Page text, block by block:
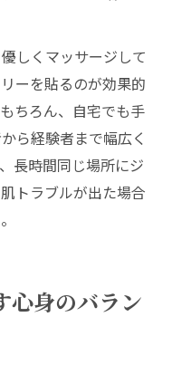
しくマッサージして
ーを貼るのが効果的
ちろん、自宅でも手
ら経験者まで幅広く
長時間同じ場所にジ
トラブルが出た場合
心身のバラン